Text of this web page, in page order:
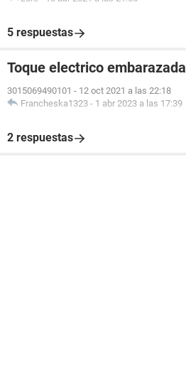
5 respuestas
Toque electrico embarazada
3015069490101 - 12 oct 2021 a las 22:18
Francheska1323 - 1 abr 2023 a las 17:39
2 respuestas